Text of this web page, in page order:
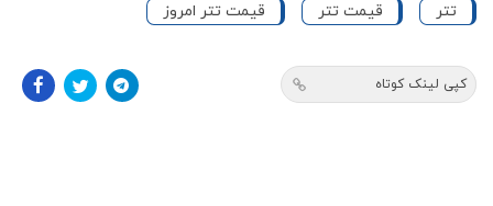
تتر قیمت تتر قیمت تتر امروز
کپی لینک کوتاه